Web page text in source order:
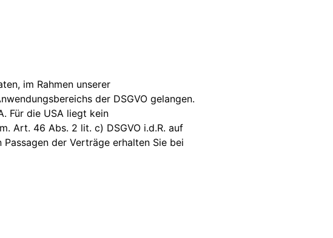
im Rahmen unserer
der DSGVO gelangen.
Für die USA liegt kein
Art. 46 Abs. 2 lit. c) DSGVO i.d.R. auf
der Verträge erhalten Sie bei